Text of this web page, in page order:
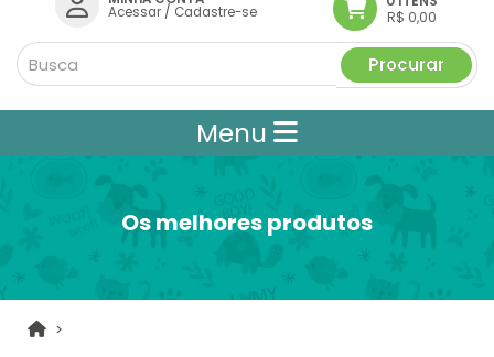
Acessar/ Cadastre-se
R$ 0,00
Procurar
Menu
Os melhores produtos